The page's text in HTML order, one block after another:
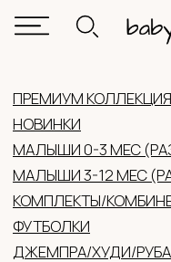
НИЖНЕЕ БЕЛЬЕ
ПИЖАМЫ/ХАЛАТЫ/ТЕРМОБЕЛЬЕ
ДЖЕМПРА/ХУДИ/РУБАШКИ/
ПЛАТЬЯ
ФУТБОЛКИ
КОМПЛЕКТЫ/КОМБИНЕЗОНЫ
МАЛЫШИ 3-12 МЕС (РАЗМЕРЫ
МАЛЫШИ 0-3 МЕС (РАЗМЕРЫ 56-